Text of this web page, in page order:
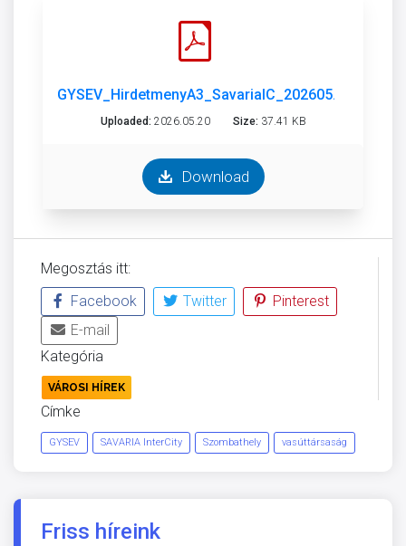
GYSEV_HirdetmenyA3_SavariaIC_202605.pdf
Uploaded: 2026.05.20 Size: 37.41 KB
Download
Megosztás itt:
Facebook
Twitter
Pinterest
E-mail
Kategória
VÁROSI HÍREK
Címke
GYSEV SAVARIA InterCity Szombathely vasúttársaság
Friss híreink